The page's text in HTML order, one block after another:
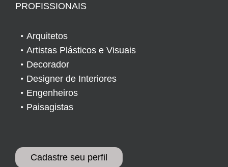
PROFISSIONAIS
Arquitetos
Artistas Plásticos e Visuais
Decorador
Designer de Interiores
Engenheiros
Paisagistas
Cadastre seu perfil